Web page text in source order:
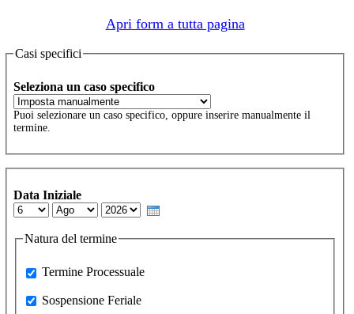
Apri form a tutta pagina
Casi specifici
Seleziona un caso specifico
Puoi selezionare un caso specifico, oppure inserire manualmente il
termine.
Data Iniziale
Day
Month Year
Natura del termine
Processuale
Termine Processuale
Sospensione Feriale
Sospensione Feriale